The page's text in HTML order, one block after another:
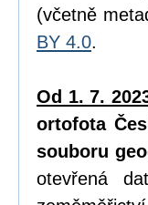
(včetně
BY 4.0.
Od 1. 7.
ortofota
souboru
otevřená